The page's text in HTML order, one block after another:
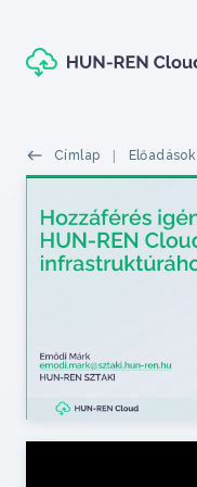
Morzsák
Címlap Előadások
Featured top